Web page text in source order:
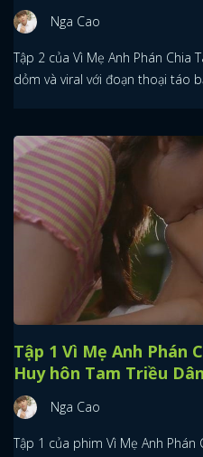
Nga Cao
Tập 2 của Vì Mẹ Anh Phán Chia
dỏm và viral với đoạn thoại táo
Tập 1 Vì Mẹ Anh Phán
Huy hôn Tam Triều
Nga Cao
Tập 1 của phim Vì Mẹ Anh Phán